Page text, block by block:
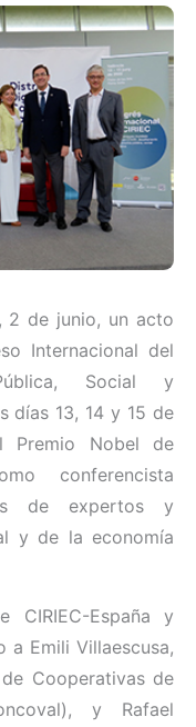
2 de junio, un acto
Internacional del
Social y
días 13, 14 y 15 de
Premio Nobel de
conferencista
de expertos y
y de la economía
España y
a Emili Villaescusa,
Cooperativas de
y Rafael